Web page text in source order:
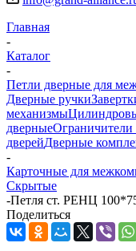
Главная
-
Каталог
-
Петли дверные для
Дверные ручки
механизмы
дверныеОграничители
дверейДверные
-
Карточные для
Скрытые
-Петля ст. РЕНЦ
Поделиться